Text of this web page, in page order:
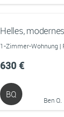
1-Zimmer-Wohnung |
630 €
BQ
Ben Q.